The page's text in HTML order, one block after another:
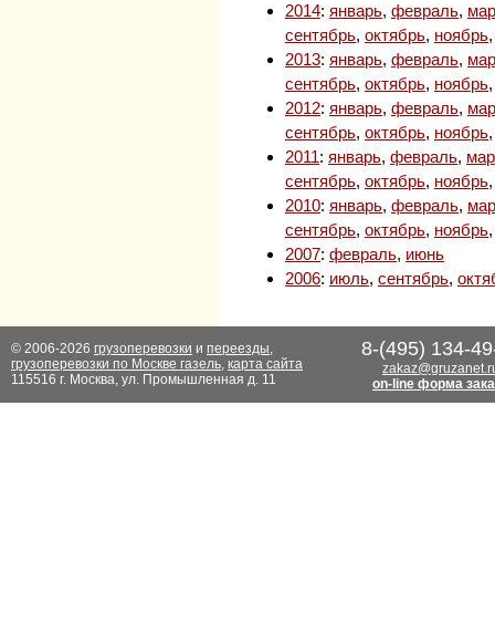
2014: январь, февраль,
сентябрь, октябрь, ноябрь
2013: январь, февраль,
сентябрь, октябрь, ноябрь
2012: январь, февраль,
сентябрь, октябрь, ноябрь
2011: январь, февраль,
сентябрь, октябрь, ноябрь
2010: январь, февраль,
сентябрь, октябрь, ноябрь
2007: февраль, июнь
2006: июль, сентябрь,
© 2006-2026 грузоперевозки и переезды,
грузоперевозки по Москве газель, карта сайта
115516 г. Москва, ул. Промышленная д. 11
8-(495) 134-
on-line форма